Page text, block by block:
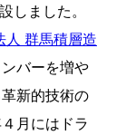
しました。
人 群馬積層造
バーを増や
新的技術の
月にはドラ